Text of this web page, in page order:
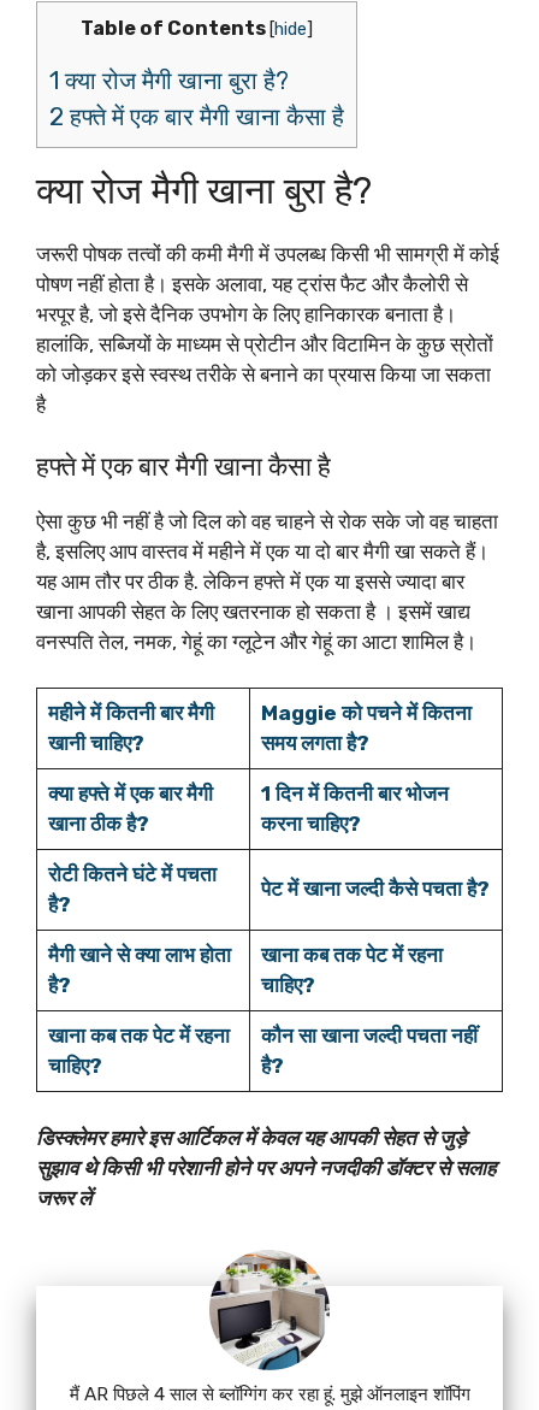
Table of Contents [hide]
1 क्या रोज मैगी खाना बुरा है?
2 हफ्ते में एक बार मैगी खाना कैसा है
क्या रोज मैगी खाना बुरा है?
जरूरी पोषक तत्वों की कमी मैगी में उपलब्ध किसी भी सामग्री में कोई
पोषण नहीं होता है। इसके अलावा, यह ट्रांस फैट और कैलोरी से
भरपूर है, जो इसे दैनिक उपभोग के लिए हानिकारक बनाता है।
हालांकि, सब्जियों के माध्यम से प्रोटीन और विटामिन के कुछ स्रोतों
को जोड़कर इसे स्वस्थ तरीके से बनाने का प्रयास किया जा सकता
है
हफ्ते में एक बार मैगी खाना कैसा है
ऐसा कुछ भी नहीं है जो दिल को वह चाहने से रोक सके जो वह चाहता
है, इसलिए आप वास्तव में महीने में एक या दो बार मैगी खा सकते हैं।
यह आम तौर पर ठीक है. लेकिन हफ्ते में एक या इससे ज्यादा बार
खाना आपकी सेहत के लिए खतरनाक हो सकता है । इसमें खाद्य
वनस्पति तेल, नमक, गेहूं का ग्लूटेन और गेहूं का आटा शामिल है।
महीने में कितनी बार मैगी
खानी चाहिए?
Maggie को पचने में कितना
समय लगता है?
क्या हफ्ते में एक बार मैगी
खाना ठीक है?
1 दिन में कितनी बार भोजन
करना चाहिए?
रोटी कितने घंटे में पचता
है?
पेट में खाना जल्दी कैसे पचता है?
मैगी खाने से क्या लाभ होता
है?
खाना कब तक पेट में रहना
चाहिए?
खाना कब तक पेट में रहना
चाहिए?
कौन सा खाना जल्दी पचता नहीं
है?
डिस्क्लेमर हमारे इस आर्टिकल में केवल यह आपकी सेहत से जुड़े
सुझाव थे किसी भी परेशानी होने पर अपने नजदीकी डॉक्टर से सलाह
जरूर लें
मैं AR पिछले 4 साल से ब्लॉग्गिंग कर रहा हूं. मुझे ऑनलाइन शॉपिंग